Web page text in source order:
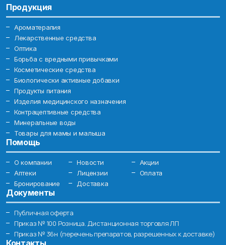
Продукция
Ароматерапия
Лекарственные средства
Оптика
Борьба с вредными привычками
Косметические средства
Биологически активные добавки
Продукты питания
Изделия медицинского назначения
Контрацептивные средства
Минеральные воды
Товары для мамы и малыша
Помощь
О компании Новости
Акции
Аптеки
Лицензии
Оплата
Бронирование
Доставка
Документы
Публичная оферта
Приказ № 100 Розница. Дистанционная торговля ЛП
Приказ № 36н (перечень препаратов, разрешенных к доставке)
Контакты